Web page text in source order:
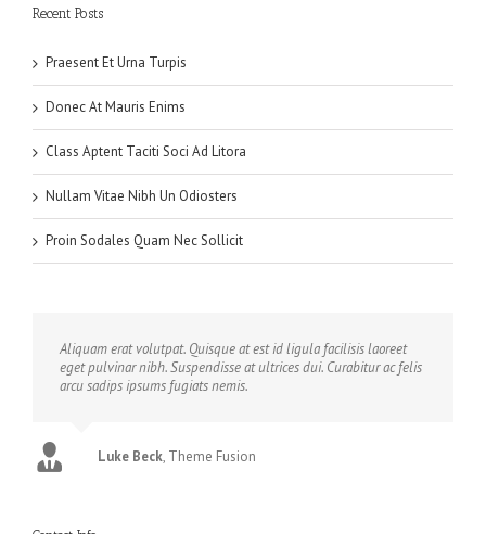
Recent Posts
Praesent Et Urna Turpis
Donec At Mauris Enims
Class Aptent Taciti Soci Ad Litora
Nullam Vitae Nibh Un Odiosters
Proin Sodales Quam Nec Sollicit
Aliquam erat volutpat. Quisque at est id ligula facilisis laoreet
eget pulvinar nibh. Suspendisse at ultrices dui. Curabitur ac felis
arcu sadips ipsums fugiats nemis.
Luke Beck, Theme Fusion